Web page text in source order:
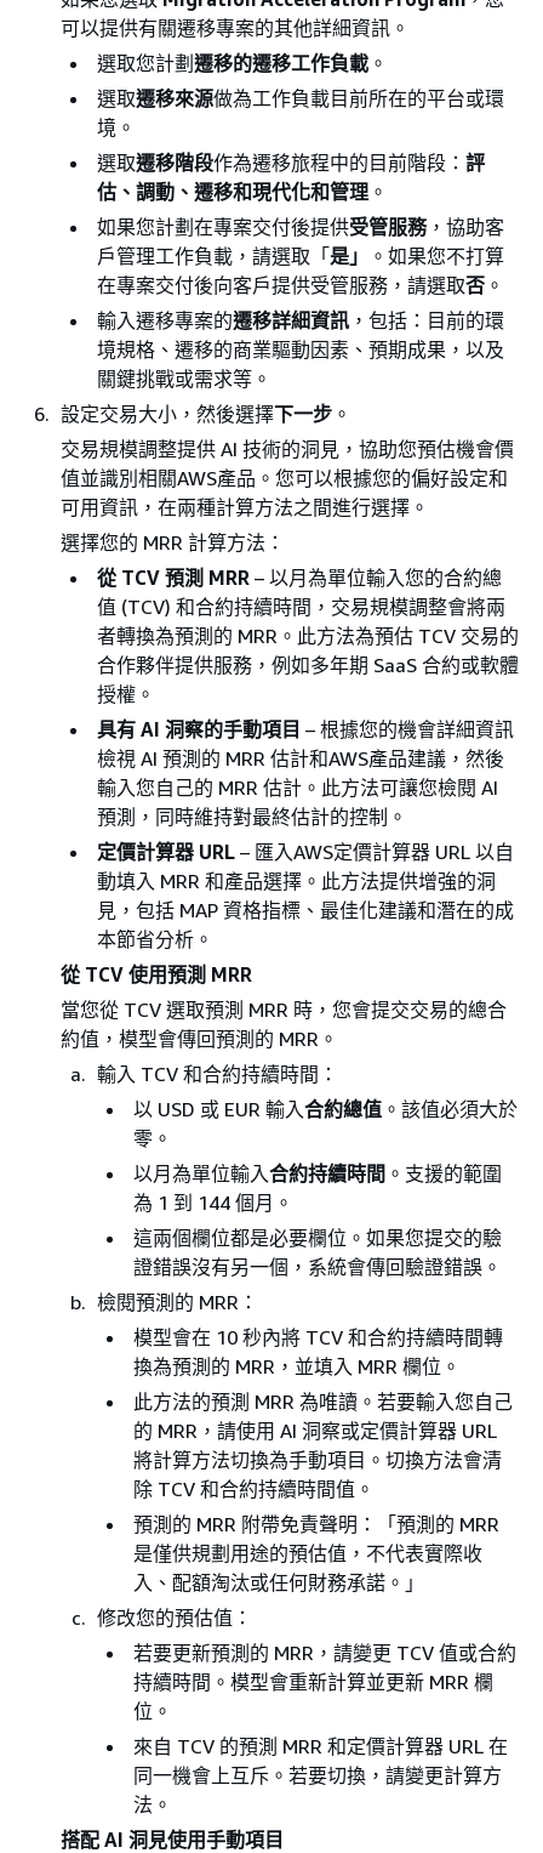
可以提供有關遷移專案的其他詳細資訊。
選取您計劃遷移的遷移工作負載 。
選取遷移來源做為工作負載目前所在的平台或環
境。
選取遷移階段作為遷移旅程中的目前階段： 評
估、調動、遷移和現代化和管理 。
如果您計劃在專案交付後提供受管服務，協助客
戶管理工作負載，請選取「是」
。如果您不打算
在專案交付後向客戶提供受管服務，請選取否 。
輸入遷移專案的遷移詳細資訊 ，包括：目前的環
境規格、遷移的商業驅動因素、預期成果，以及
關鍵挑戰或需求等。
設定交易大小，然後選擇下一步 。
交易規模調整提供 AI 技術的洞見，協助您預估機會價
值並識別相關AWS產品。您可以根據您的偏好設定和
可用資訊，在兩種計算方法之間進行選擇。
選擇您的 MRR 計算方法：
從 TCV 預測 MRR – 以月為單位輸入您的合約總
值 (TCV) 和合約持續時間，交易規模調整會將兩
者轉換為預測的 MRR。此方法為預估 TCV 交易的
合作夥伴提供服務，例如多年期 SaaS 合約或軟體
授權。
具有 AI 洞察的手動項目 – 根據您的機會詳細資訊
檢視 AI 預測的 MRR 估計和AWS產品建議，然後
輸入您自己的 MRR 估計。此方法可讓您檢閱 AI
預測，同時維持對最終估計的控制。
定價計算器 URL – 匯入AWS定價計算器 URL 以自
動填入 MRR 和產品選擇。此方法提供增強的洞
見，包括 MAP 資格指標、最佳化建議和潛在的成
本節省分析。
從 TCV 使用預測 MRR
當您從 TCV 選取預測 MRR 時，您會提交交易的總合
約值，模型會傳回預測的 MRR。
輸入 TCV 和合約持續時間：
以 USD 或 EUR 輸入合約總值 。該值必須大於
零。
以月為單位輸入合約持續時間 。支援的範圍
為 1 到 144 個月。
這兩個欄位都是必要欄位。如果您提交的驗
證錯誤沒有另一個，系統會傳回驗證錯誤。
檢閱預測的 MRR：
模型會在 10 秒內將 TCV 和合約持續時間轉
換為預測的 MRR，並填入 MRR 欄位。
此方法的預測 MRR 為唯讀。若要輸入您自己
的 MRR，請使用 AI 洞察或定價計算器 URL
將計算方法切換為手動項目。切換方法會清
除 TCV 和合約持續時間值。
預測的 MRR 附帶免責聲明：「預測的 MRR
是僅供規劃用途的預估值，不代表實際收
入、配額淘汰或任何財務承諾。」
修改您的預估值：
若要更新預測的 MRR，請變更 TCV 值或合約
持續時間。模型會重新計算並更新 MRR 欄
位。
來自 TCV 的預測 MRR 和定價計算器 URL 在
同一機會上互斥。若要切換，請變更計算方
法。
搭配 AI 洞見使用手動項目